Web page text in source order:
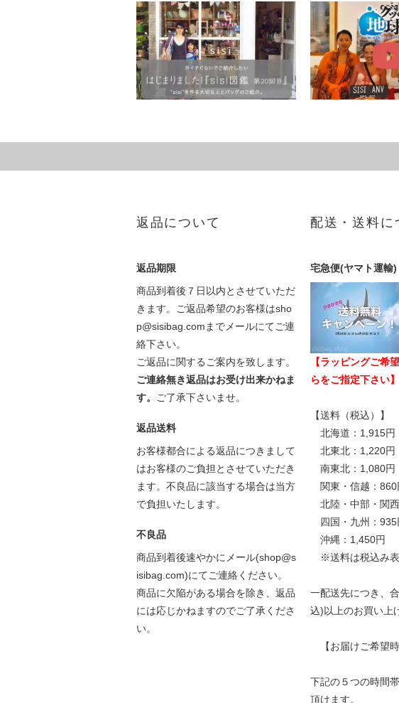
返品について
返品期限
商品到着後７日以内とさせていただ
きます。ご返品希望のお客様はsho
p@sisibag.comまでメールにてご連
絡下さい。
ご返品に関するご案内を致します。
ご連絡無き返品はお受け出来かねま
す。
ご了承下さいませ。
返品送料
お客様都合による返品につきまして
はお客様のご負担とさせていただき
ます。不良品に該当する場合は当方
で負担いたします。
不良品
商品到着後速やかにメール(shop@s
isibag.com)にてご連絡ください。
商品に欠陥がある場合を除き、返品
には応じかねますのでご了承くださ
い。
配送・送料に
宅急便(ヤマト運輸)
【ラッピングご希
らをご指定下さい】
【送料（税込）】
北海道：1,915円
北東北：1,220円
南東北：1,080円
関東・信越：860
北陸・中部・関
四国・九州：935
沖縄：1,450円
※送料は税込み表
一配送先につき、
込)以上のお買い上
【お届けご希望時
下記の５つの時間
頂けます。